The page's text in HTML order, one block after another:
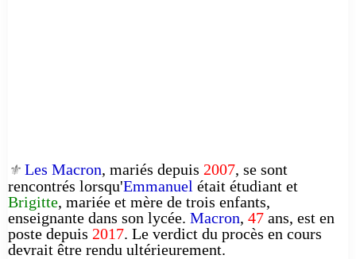
⚜️ Les Macron, mariés depuis 2007, se sont
rencontrés lorsqu'Emmanuel était étudiant et
Brigitte, mariée et mère de trois enfants,
enseignante dans son lycée. Macron, 47 ans, est en
poste depuis 2017. Le verdict du procès en cours
devrait être rendu ultérieurement.